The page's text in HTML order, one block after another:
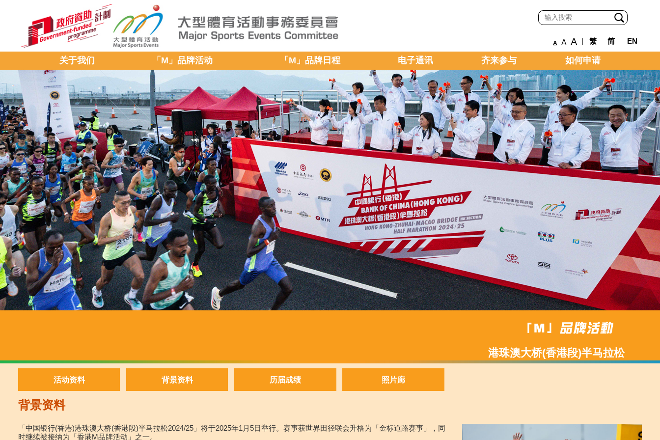
A A A | 繁 简 EN
关于我们 「M」品牌活动 「M」品牌日程 电子通讯 齐来参与 如何申请
港珠澳大桥(香港段)半马拉松
活动资料 背景资料 历届成绩 照片廊
背景资料
「中国银行(香港)港珠澳大桥(香港段)半马拉松2024/25」将于2025年1月5日举行。赛事获世界田径联会升格为「金标道路赛事」，同
时继续被接纳为「香港M品牌活动」之一。